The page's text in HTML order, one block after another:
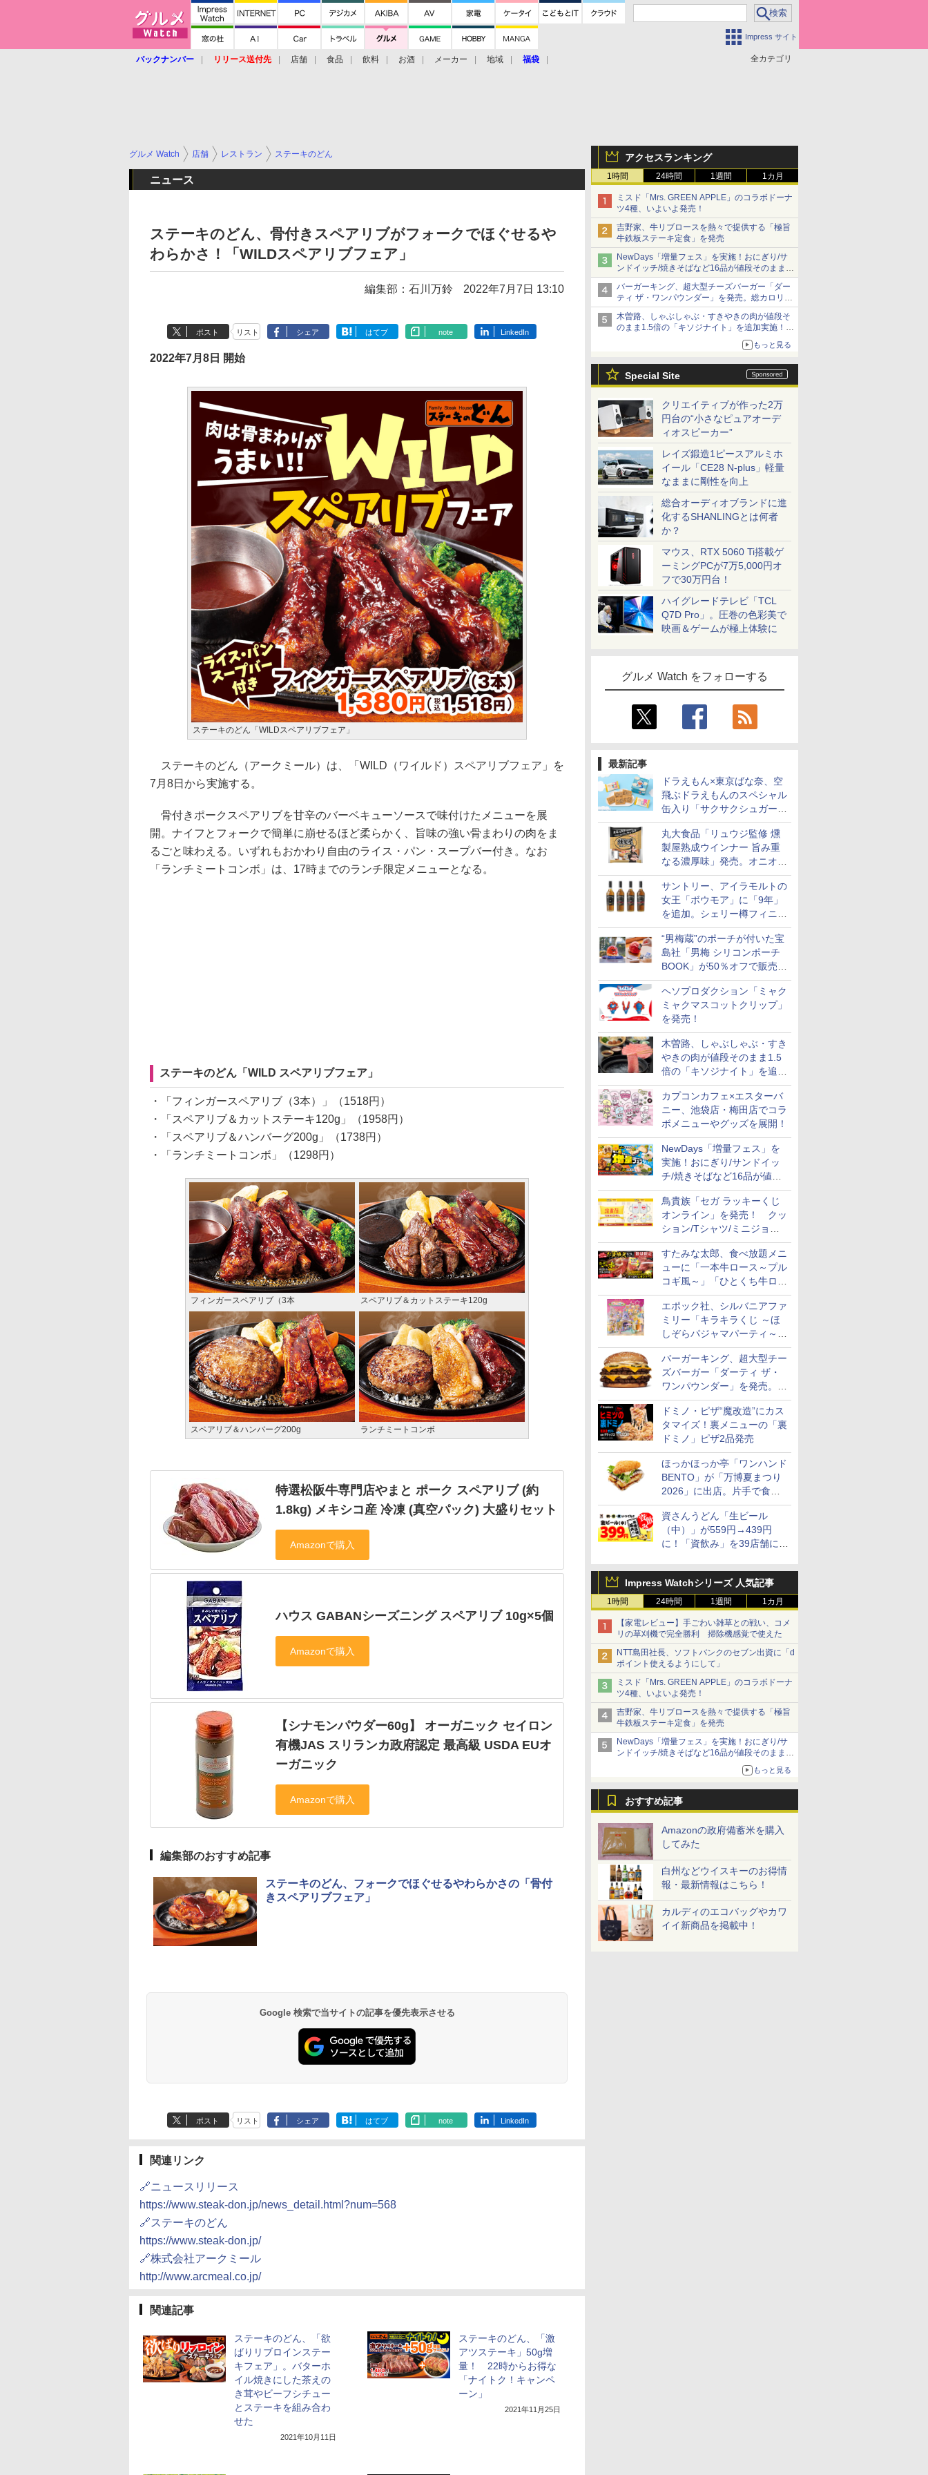
Impress サイト
全カテゴリ
バックナンバー リリース送付先 店舗 食品 飲料 お酒 メーカー 地域 福袋
アクセスランキング
1時間 24時間 1週間 1カ月
ミスド「Mrs. GREEN APPLE」のコラボドーナ
ツ4種、いよいよ発売！
吉野家、牛リブロースを熱々で提供する「極旨
牛鉄板ステーキ定食」を発売
NewDays「増量フェス」を実施！おにぎり/サ
ンドイッチ/焼きそばなど16品が値段そのままで
ボリュームアップ
バーガーキング、超大型チーズバーガー「ダー
ティ ザ・ワンパウンダー」を発売。総カロリー
約1656kcal、総重量約527g！
木曽路、しゃぶしゃぶ・すきやきの肉が値段そ
のまま1.5倍の「キソジナイト」を追加実施！
もっと見る
Special Site
クリエイティブが作った2万
円台の“小さなピュアオーデ
ィオスピーカー”
レイズ鍛造1ピースアルミホ
イール「CE28 N-plus」軽量
なままに剛性を向上
総合オーディオブランドに進
化するSHANLINGとは何者
か？
マウス、RTX 5060 Ti搭載ゲ
ーミングPCが7万5,000円オ
フで30万円台！
ハイグレードテレビ「TCL
Q7D Pro」。圧巻の色彩美で
映画＆ゲームが極上体験に
グルメ Watch をフォローする
最新記事
ドラえもん×東京ばな奈、空
飛ぶドラえもんのスペシャル
缶入り「サクサクシュガーバ
ター」を発売
丸大食品「リュウジ監修 燻
製屋熟成ウインナー 旨み重
なる濃厚味」発売。オニオン
やガーリックの食べ応え
サントリー、アイラモルトの
女王「ボウモア」に「9年」
を追加。シェリー樽フィニッ
シュの12/15/18年も通年販売
に
“男梅蔵”のポーチが付いた宝
島社「男梅 シリコンポーチ
BOOK」が50％オフで販売
中！
ヘソプロダクション「ミャク
ミャクマスコットクリップ」
を発売！
木曽路、しゃぶしゃぶ・すき
やきの肉が値段そのまま1.5
倍の「キソジナイト」を追加
実施！水・日曜夜限定
カプコンカフェ×エスターバ
ニー、池袋店・梅田店でコラ
ボメニューやグッズを展開！
NewDays「増量フェス」を
実施！おにぎり/サンドイッ
チ/焼きそばなど16品が値段
そのままでボリュームアップ
鳥貴族「セガ ラッキーくじ
オンライン」を発売！ クッ
ション/Tシャツ/ミニジョッ
キ/ステッカーなど全7賞
すたみな太郎、食べ放題メニ
ューに「一本牛ロース～プル
コギ風～」「ひとくち牛ロー
スステーキ」をお盆限定で追
加
エポック社、シルバニアファ
ミリー「キラキラくじ ～ほ
しぞらパジャマパーティ～」
を発売。人形/家具/建物など
バーガーキング、超大型チー
ズバーガー「ダーティ ザ・
ワンパウンダー」を発売。総
カロリー約1656kcal、総重量
約527g！
ドミノ・ピザ“魔改造”にカス
タマイズ！裏メニューの「裏
ドミノ」ピザ2品発売
ほっかほっか亭「ワンハンド
BENTO」が「万博夏まつり
2026」に出店。片手で食べ
られる海苔弁や和牛きんぴら
を販売
資さんうどん「生ビール
（中）」が559円→439円
に！「資飲み」を39店舗に拡
Impress Watchシリーズ 人気記事
1時間 24時間 1週間 1カ月
【家電レビュー】手ごわい雑草との戦い、コメ
リの草刈機で完全勝利 掃除機感覚で使えた
NTT島田社長、ソフトバンクのセブン出資に「d
ポイント使えるようにして」
ミスド「Mrs. GREEN APPLE」のコラボドーナ
ツ4種、いよいよ発売！
吉野家、牛リブロースを熱々で提供する「極旨
牛鉄板ステーキ定食」を発売
NewDays「増量フェス」を実施！おにぎり/サ
ンドイッチ/焼きそばなど16品が値段そのままで
もっと見る
おすすめ記事
Amazonの政府備蓄米を購入
してみた
白州などウイスキーのお得情
報・最新情報はこちら！
カルディのエコバッグやカワ
イイ新商品を掲載中！
グルメ Watch 店舗 レストラン ステーキのどん
ニュース
ステーキのどん、骨付きスペアリブがフォークでほぐせるや
わらかさ！「WILDスペアリブフェア」
編集部：石川万鈴 2022年7月7日 13:10
ポスト リスト シェア はてブ note LinkedIn
2022年7月8日 開始
ステーキのどん「WILDスペアリブフェア」
ステーキのどん（アークミール）は、「WILD（ワイルド）スペアリブフェア」を
7月8日から実施する。
骨付きポークスペアリブを甘辛のバーベキューソースで味付けたメニューを展
開。ナイフとフォークで簡単に崩せるほど柔らかく、旨味の強い骨まわりの肉をま
るごと味わえる。いずれもおかわり自由のライス・パン・スープバー付き。なお
「ランチミートコンボ」は、17時までのランチ限定メニューとなる。
ステーキのどん「WILD スペアリブフェア」
・「フィンガースペアリブ（3本）」（1518円）
・「スペアリブ＆カットステーキ120g」（1958円）
・「スペアリブ＆ハンバーグ200g」（1738円）
・「ランチミートコンボ」（1298円）
フィンガースペアリブ（3本 スペアリブ＆カットステーキ120g
スペアリブ＆ハンバーグ200g ランチミートコンボ
特選松阪牛専門店やまと ポーク スペアリブ (約
1.8kg) メキシコ産 冷凍 (真空パック) 大盛りセット
ハウス GABANシーズニング スペアリブ 10g×5個
【シナモンパウダー60g】 オーガニック セイロン
有機JAS スリランカ政府認定 最高級 USDA EUオ
ーガニック
編集部のおすすめ記事
ステーキのどん、フォークでほぐせるやわらかさの「骨付
きスペアリブフェア」
Google 検索で当サイトの記事を優先表示させる
ポスト リスト シェア はてブ note LinkedIn
関連リンク
🔗ニュースリリース
https://www.steak-don.jp/news_detail.html?num=568
🔗ステーキのどん
https://www.steak-don.jp/
🔗株式会社アークミール
http://www.arcmeal.co.jp/
関連記事
ステーキのどん、「欲
ばりリブロインステー
キフェア」。バターホ
イル焼きにした茶えの
き茸やビーフシチュー
とステーキを組み合わ
せた
2021年10月11日
ステーキのどん、「激
アツステーキ」50g増
量！ 22時からお得な
「ナイトク！キャンペ
ーン」
2021年11月25日